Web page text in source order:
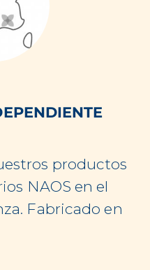
productos
NAOS en el
Fabricado en